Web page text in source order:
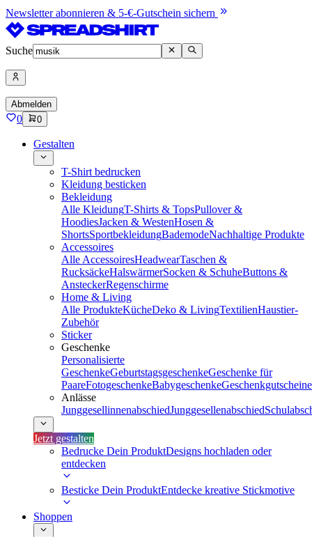
Newsletter abonnieren & 5-€-Gutschein sichern
Suche
Abmelden
0 0
Gestalten
T-Shirt bedrucken
Kleidung besticken
Bekleidung
Alle KleidungT-Shirts & TopsPullover &
HoodiesJacken & WestenHosen &
ShortsSportbekleidungBademodeNachhaltige Produkte
Accessoires
Alle AccessoiresHeadwearTaschen &
RucksäckeHalswärmerSocken & SchuheButtons &
AnsteckerRegenschirme
Home & Living
Alle ProdukteKücheDeko & LivingTextilienHaustier-
Zubehör
Sticker
Geschenke
Personalisierte
GeschenkeGeburtstagsgeschenkeGeschenke für
PaareFotogeschenkeBabygeschenkeGeschenkgutscheine
Anlässe
JunggesellinnenabschiedJunggesellenabschied
Jetzt gestalten
Bedrucke Dein ProduktDesigns hochladen oder
entdecken
Besticke Dein ProduktEntdecke kreative Stickmotive
Shoppen